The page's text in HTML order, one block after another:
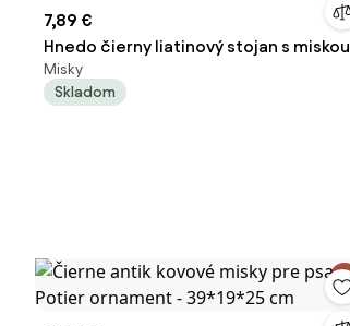
7,89 €
Hnedo čierny liatinový stojan s miskou
pre psov / mačky - Ø 19*5 cm
Misky
Skladom